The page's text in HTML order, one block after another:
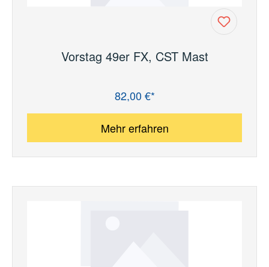
Vorstag 49er FX, CST Mast
82,00 €*
Mehr erfahren